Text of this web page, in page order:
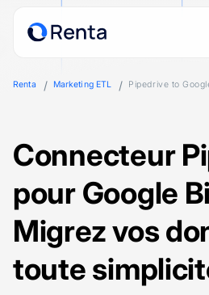
Renta Marketing ETL Pipedrive to
Connecteur
pour Google
Migrez vos
toute